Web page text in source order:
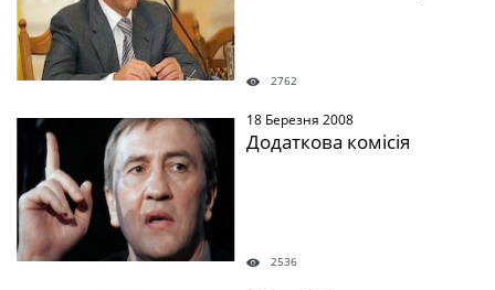
2762
" /> 18 Березня 2008
Додаткова комісія
2536